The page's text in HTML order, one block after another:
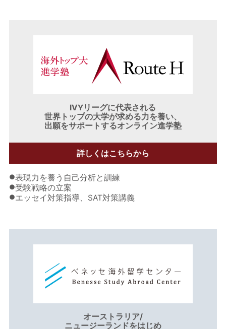
IVYリーグに代表される
世界トップの大学が求める力を養い、
出願をサポートするオンライン進学塾
詳しくはこちらから
●表現力を養う自己分析と訓練
●受験戦略の立案
●エッセイ対策指導、SAT対策講義
オーストラリア/
ニュージーランドをはじめ